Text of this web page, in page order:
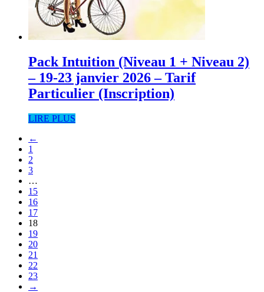
Pack Intuition (Niveau 1 + Niveau 2)
– 19-23 janvier 2026 – Tarif
Particulier (Inscription)
LIRE PLUS
←
1
2
3
…
15
16
17
18
19
20
21
22
23
→